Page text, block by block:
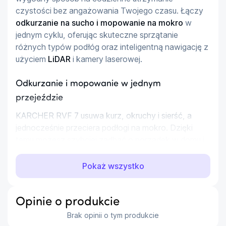
czystości bez angażowania Twojego czasu. Łączy
odkurzanie na sucho i mopowanie na mokro w
jednym cyklu, oferując skuteczne sprzątanie
różnych typów podłóg oraz inteligentną nawigację z
użyciem LiDAR i kamery laserowej.
Odkurzanie i mopowanie w jednym
przejeździe
KARCHER RVF 7 usuwa kurz, okruchy i sierść, a
ograniczyć liczbę osobnych etapów sprzątania.
Najważniejsze korzyści
odkurzanie i mopowanie w jednym urządzeniu
moc ssąca 10 kPa dla skutecznego zbierania
codziennych zabrudzeń
Pokaż wszystko
Opinie o produkcie
Brak opinii o tym produkcie